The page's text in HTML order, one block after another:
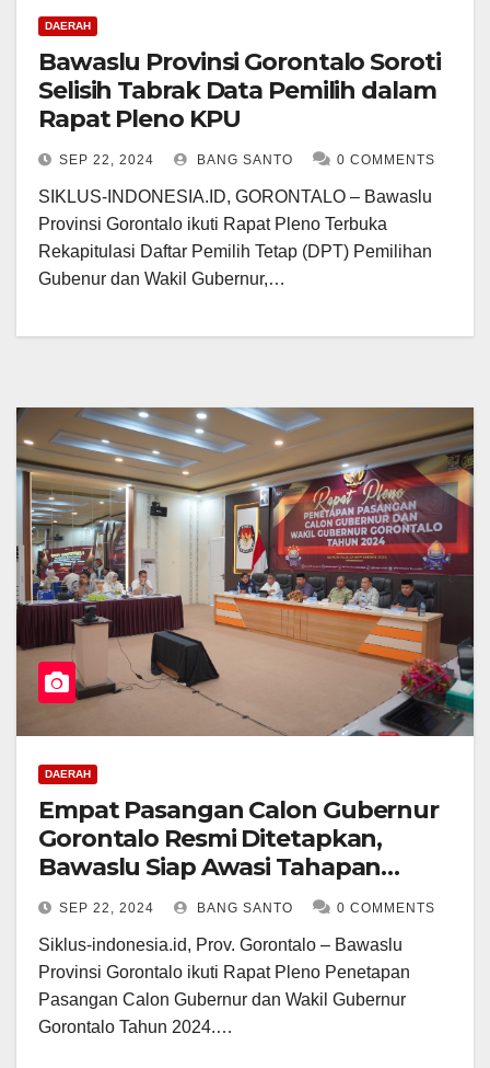
DAERAH
Bawaslu Provinsi Gorontalo Soroti
Selisih Tabrak Data Pemilih dalam
Rapat Pleno KPU
SEP 22, 2024 BANG SANTO 0 COMMENTS
SIKLUS-INDONESIA.ID, GORONTALO – Bawaslu
Provinsi Gorontalo ikuti Rapat Pleno Terbuka
Rekapitulasi Daftar Pemilih Tetap (DPT) Pemilihan
Gubenur dan Wakil Gubernur,…
DAERAH
Empat Pasangan Calon Gubernur
Gorontalo Resmi Ditetapkan,
Bawaslu Siap Awasi Tahapan
Kampanye
SEP 22, 2024 BANG SANTO 0 COMMENTS
Siklus-indonesia.id, Prov. Gorontalo – Bawaslu
Provinsi Gorontalo ikuti Rapat Pleno Penetapan
Pasangan Calon Gubernur dan Wakil Gubernur
Gorontalo Tahun 2024.…